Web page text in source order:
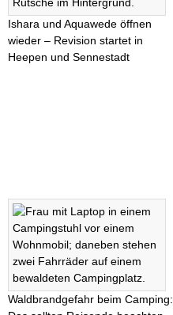
Ishara und Aquawede öffnen
wieder – Revision startet in
Heepen und Sennestadt
Waldbrandgefahr beim Camping: